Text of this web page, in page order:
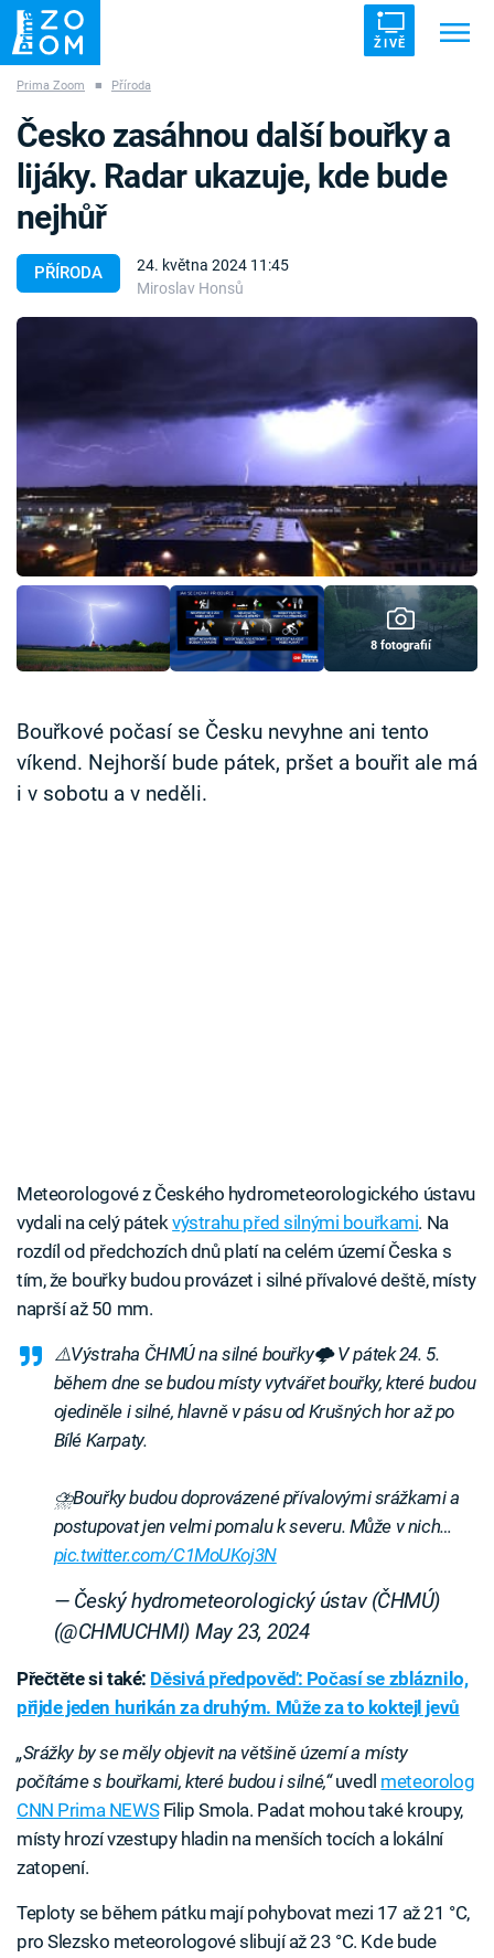
ŽIVĚ
ZÁHADY VETŘELCI DÁVNOVĚKU
Témata
TV Program
Časopis
Sledujte prima+
Přihlášení
Sledujte nás
Prima Zoom ■ Příroda
PŘÍRODA
24. května 2024 11:45
Miroslav Honsů
Česko zasáhnou další bouřky a
lijáky. Radar ukazuje, kde bude
nejhůř
8 fotografií
Bouřkové počasí se Česku nevyhne ani tento
víkend. Nejhorší bude pátek, pršet a bouřit ale má
i v sobotu a v neděli.
Meteorologové z Českého hydrometeorologického ústavu
vydali na celý pátekvýstrahu před silnými bouřkami. Na
rozdíl od předchozích dnů platí na celém území Česka s
tím, že bouřky budou provázet i silné přívalové deště, místy
naprší až 50 mm.
⚠️Výstraha ČHMÚ na silné bouřky🌩 V pátek 24. 5.
během dne se budou místy vytvářet bouřky, které budou
ojediněle i silné, hlavně v pásu od Krušných hor až po
Bílé Karpaty.
⛈Bouřky budou doprovázené přívalovými srážkami a
postupovat jen velmi pomalu k severu. Může v nich…
pic.twitter.com/C1MoUKoj3N
— Český hydrometeorologický ústav (ČHMÚ)
(@CHMUCHMI)May 23, 2024
Přečtěte si také: Děsivá předpověď: Počasí se zbláznilo,
přijde jeden hurikán za druhým. Může za to koktejl jevů
„Srážky by se měly objevit na většině území a místy
počítáme s bouřkami, které budou i silné,“uvedl meteorolog
CNN Prima NEWSFilip Smola. Padat mohou také kroupy,
místy hrozí vzestupy hladin na menších tocích a lokální
zatopení.
Teploty se během pátku mají pohybovat mezi 17 až 21 °C,
pro Slezsko meteorologové slibují až 23 °C. Kde bude